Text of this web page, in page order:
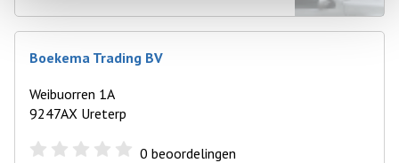
Boekema Trading BV
Weibuorren 1A
9247AX Ureterp
0 beoordelingen